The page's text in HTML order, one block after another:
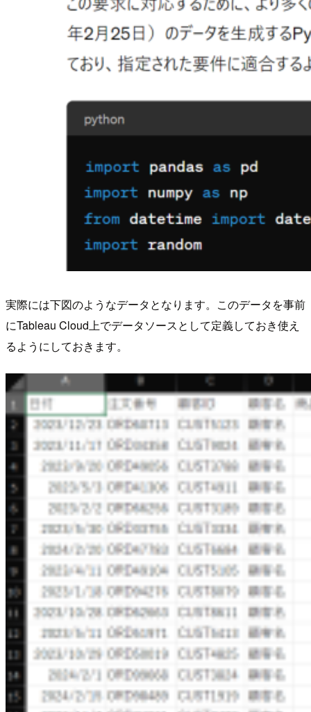
実際には下図のようなデータとなります。このデータを事前
にTableau Cloud上でデータソースとして定義しておき使え
るようにしておきます。